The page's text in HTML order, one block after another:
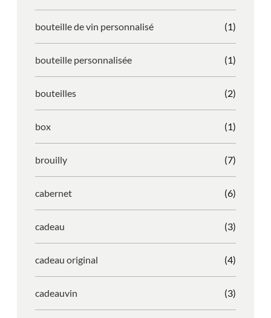
bouteille de vin personnalisé (1)
bouteille personnalisée (1)
bouteilles (2)
box (1)
brouilly (7)
cabernet (6)
cadeau (3)
cadeau original (4)
cadeauvin (3)